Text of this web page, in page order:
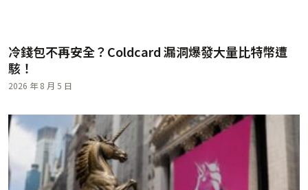
冷錢包不再安全？Coldcard 漏洞爆發大量比特幣遭
駭！
2026 年 8 月 5 日